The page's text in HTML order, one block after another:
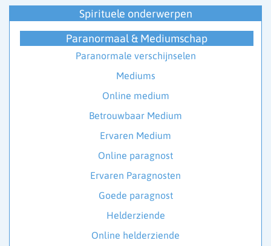
Spirituele onderwerpen
Paranormaal & Mediumschap
Paranormale verschijnselen
Mediums
Online medium
Betrouwbaar Medium
Ervaren Medium
Online paragnost
Ervaren Paragnosten
Goede paragnost
Helderziende
Online helderziende